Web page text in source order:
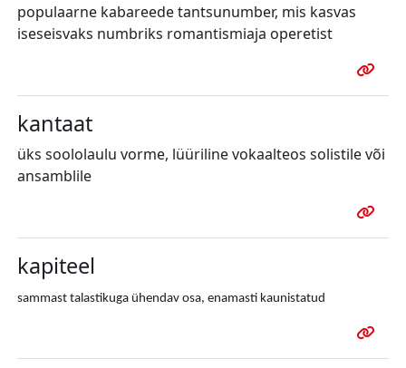
populaarne kabareede tantsunumber, mis kasvas
iseseisvaks numbriks romantismiaja operetist
kantaat
üks soololaulu vorme, lüüriline vokaalteos solistile või
ansamblile
kapiteel
sammast talastikuga ühendav osa, enamasti kaunistatud